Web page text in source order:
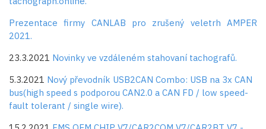
Prezentace firmy CANLAB pro zrušený veletrh AMPER
2021.
23.3.2021 Novinky ve vzdáleném stahovaní tachografů.
5.3.2021 Nový převodník USB2CAN Combo: USB na 3x CAN
bus(high speed s podporou CAN2.0 a CAN FD / low speed-
fault tolerant / single wire).